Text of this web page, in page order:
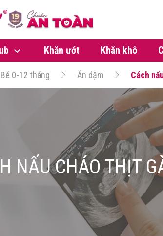
Khăn ướt Khăn khô
Bé 0-12 tháng Ăn dặm Cách
NẤU CHÁO THỊT